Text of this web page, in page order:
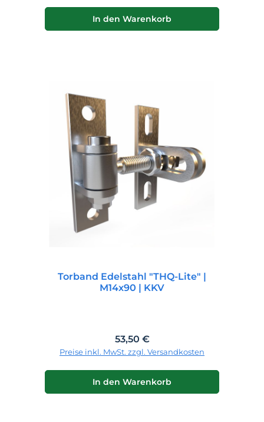
In den Warenkorb
Torband Edelstahl "THQ-Lite" |
M14x90 | KKV
Regulärer Preis:
53,50 €
Preise inkl. MwSt. zzgl. Versandkosten
In den Warenkorb